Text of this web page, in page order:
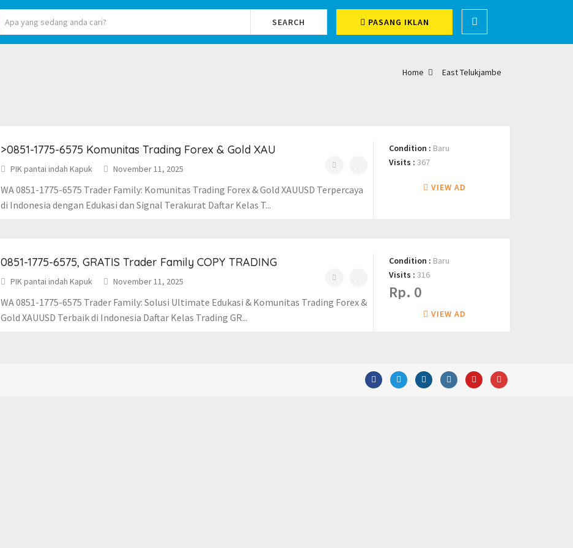
SEARCH PASANG IKLAN
Home East Telukjambe
>0851-1775-6575 Komunitas Trading Forex & Gold XAU
PIK pantai indah Kapuk November 11, 2025
WA 0851-1775-6575 Trader Family: Komunitas Trading Forex & Gold XAUUSD Terpercaya
di Indonesia dengan Edukasi dan Signal Terakurat Daftar Kelas T...
Condition : Baru
Visits : 367
VIEW AD
0851-1775-6575, GRATIS Trader Family COPY TRADING
PIK pantai indah Kapuk November 11, 2025
WA 0851-1775-6575 Trader Family: Solusi Ultimate Edukasi & Komunitas Trading Forex &
Gold XAUUSD Terbaik di Indonesia Daftar Kelas Trading GR...
Condition : Baru
Visits : 316
Rp. 0
VIEW AD